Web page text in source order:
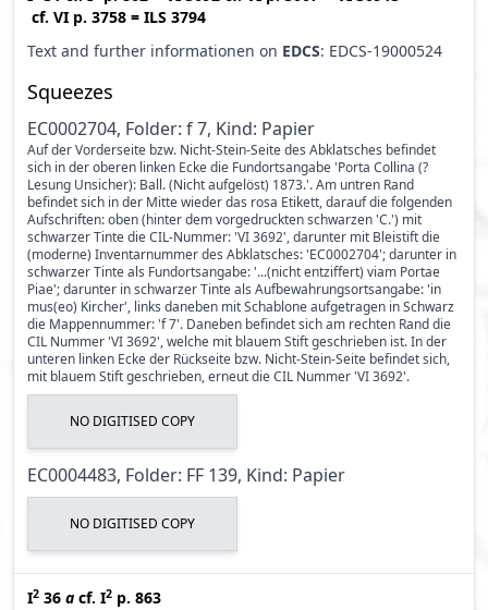
cf. VI p. 3758 = ILS 3794
Text and further informationen on EDCS: EDCS-19000524
Squeezes
EC0002704, Folder: f 7, Kind: Papier
Auf der Vorderseite bzw. Nicht-Stein-Seite des Abklatsches befindet
sich in der oberen linken Ecke die Fundortsangabe 'Porta Collina (?
Lesung Unsicher): Ball. (Nicht aufgelöst) 1873.'. Am untren Rand
befindet sich in der Mitte wieder das rosa Etikett, darauf die folgenden
Aufschriften: oben (hinter dem vorgedruckten schwarzen 'C.') mit
schwarzer Tinte die CIL-Nummer: 'VI 3692', darunter mit Bleistift die
(moderne) Inventarnummer des Abklatsches: 'EC0002704'; darunter in
schwarzer Tinte als Fundortsangabe: '...(nicht entziffert) viam Portae
Piae'; darunter in schwarzer Tinte als Aufbewahrungsortsangabe: 'in
mus(eo) Kircher', links daneben mit Schablone aufgetragen in Schwarz
die Mappennummer: 'f 7'. Daneben befindet sich am rechten Rand die
CIL Nummer 'VI 3692', welche mit blauem Stift geschrieben ist. In der
unteren linken Ecke der Rückseite bzw. Nicht-Stein-Seite befindet sich,
mit blauem Stift geschrieben, erneut die CIL Nummer 'VI 3692'.
NO DIGITISED COPY
EC0004483, Folder: FF 139, Kind: Papier
NO DIGITISED COPY
I2 36 a cf. I2 p. 863